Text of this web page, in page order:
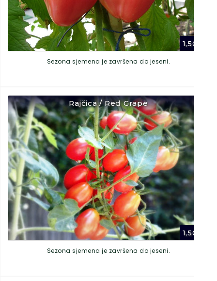
1,50
Sezona sjemena je završena do jeseni.
Rajčica / Red Grape
1,50
Sezona sjemena je završena do jeseni.